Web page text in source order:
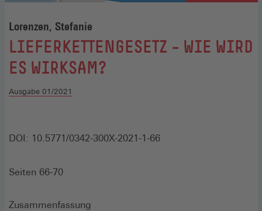
Lorenzen, Stefanie
:
LIEFERKETTENGESETZ – WIE WIRD
ES WIRKSAM?
Ausgabe 01/2021
DOI: 10.5771/0342-300X-2021-1-66
Seiten 66-70
Zusammenfassung